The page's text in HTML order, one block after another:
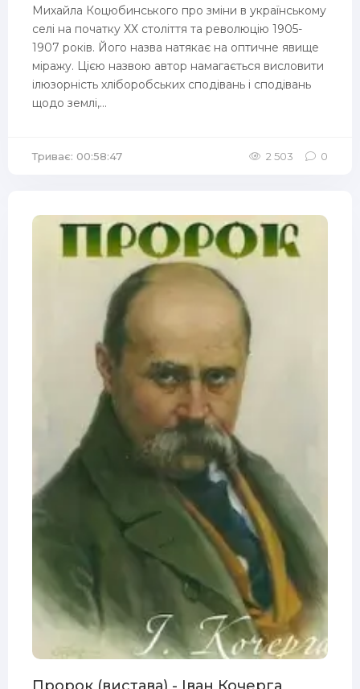
Михайла Коцюбинського про зміни в українському
селі на початку ХХ століття та революцію 1905-
1907 років. Його назва натякає на оптичне явище
міражу. Цією назвою автор намагається висловити
ілюзорність хліборобських сподівань і сподівань
щодо землі,...
Триває: 00:58:47 2 503 0